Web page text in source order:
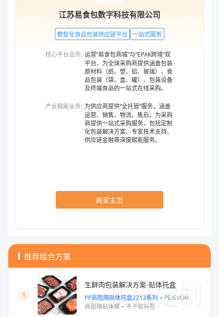
江苏易食包数字科技有限公司
数智化食品包装供应链平台 一站式服务
核心平台业务: 运营“易食包商城”与“EPAK跨境”双
平台，为全球采购商提供涵盖包装
原材料（纸、塑、铝、玻璃）、食
品包装（袋、盒、罐）、包装设备
及终端食品的一站式在线采购。
产业赋能业务: 为供应商提供“全托管”服务，涵盖
运营、销售、物流、售后；为采购
商提供一站式采购服务，包括定制
化包装解决方案、专家技术支持、
供应链金融等深度赋能服务。
商家主页
推荐组合方案
支持定制
1
生鲜肉包装解决方案-贴体托盒
PP高阻隔贴体托盒2213系列 + PE/EVOH
高阻隔贴体膜+ 不干胶标签